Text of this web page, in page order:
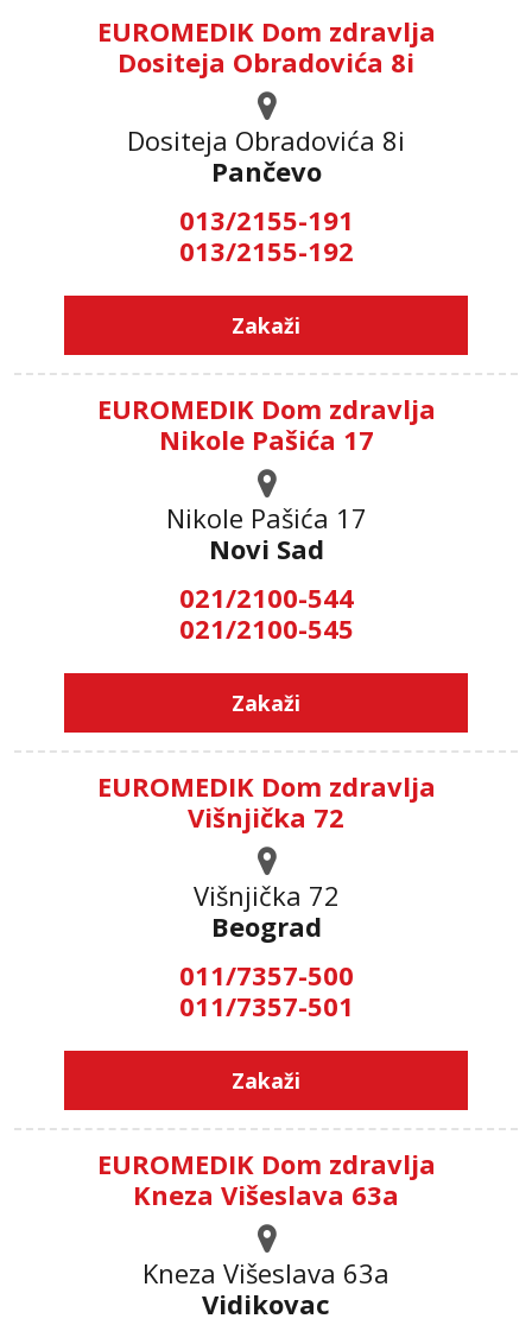
EUROMEDIK Dom zdravlja
Dositeja Obradovića 8i
Dositeja Obradovića 8i
Pančevo
013/2155-191
013/2155-192
Zakaži
EUROMEDIK Dom zdravlja
Nikole Pašića 17
Nikole Pašića 17
Novi Sad
021/2100-544
021/2100-545
Zakaži
EUROMEDIK Dom zdravlja
Višnjička 72
Višnjička 72
Beograd
011/7357-500
011/7357-501
Zakaži
EUROMEDIK Dom zdravlja
Kneza Višeslava 63a
Kneza Višeslava 63a
Vidikovac